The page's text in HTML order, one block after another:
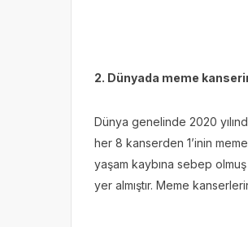
2. Dünyada meme
Dünya genelinde 2020
her 8 kanserden 1’inin
yaşam kaybına sebep
yer almıştır. Meme